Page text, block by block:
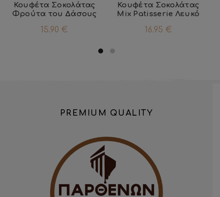
Κουφέτα Σοκολάτας
Φρούτα του Δάσους
15.90€
Κουφέτα Σοκολάτας
Mix Patisserie Λευκό
16.95 €
PREMIUM QUALITY